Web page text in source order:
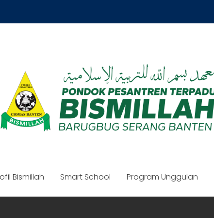
Bismillah Smart School Program Unggulan